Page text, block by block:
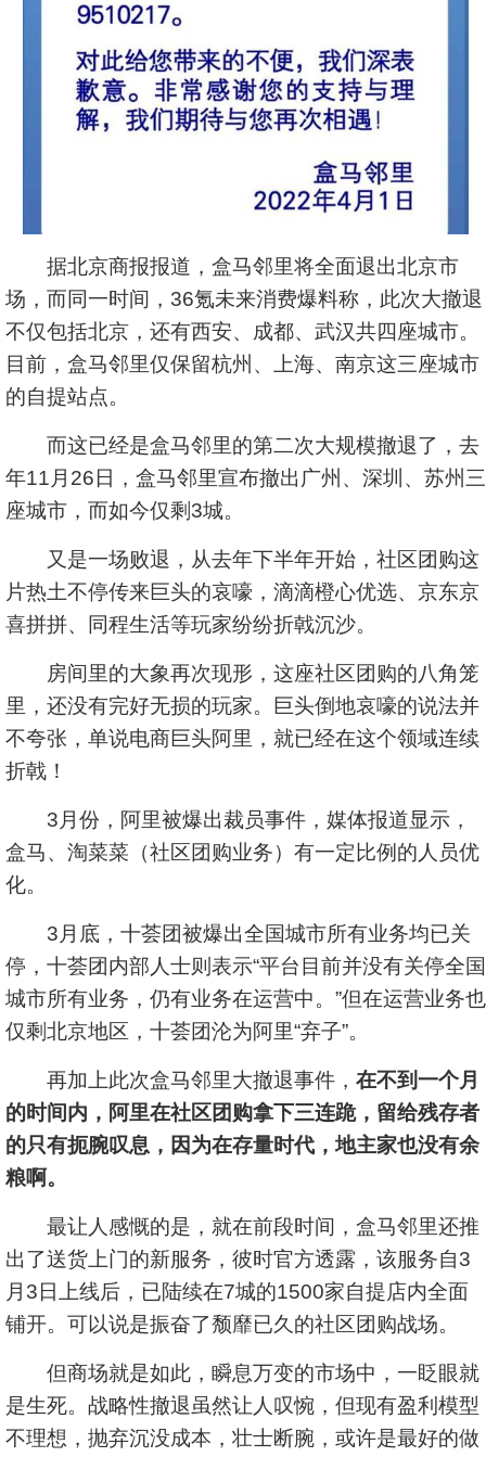
据北京商报报道，盒马邻里将全面退出北京市
场，而同一时间，36氪未来消费爆料称，此次大撤退
不仅包括北京，还有西安、成都、武汉共四座城市。
目前，盒马邻里仅保留杭州、上海、南京这三座城市
的自提站点。
而这已经是盒马邻里的第二次大规模撤退了，去
年11月26日，盒马邻里宣布撤出广州、深圳、苏州三
座城市，而如今仅剩3城。
又是一场败退，从去年下半年开始，社区团购这
片热土不停传来巨头的哀嚎，滴滴橙心优选、京东京
喜拼拼、同程生活等玩家纷纷折戟沉沙。
房间里的大象再次现形，这座社区团购的八角笼
里，还没有完好无损的玩家。巨头倒地哀嚎的说法并
不夸张，单说电商巨头阿里，就已经在这个领域连续
折戟！
3月份，阿里被爆出裁员事件，媒体报道显示，
盒马、淘菜菜（社区团购业务）有一定比例的人员优
化。
3月底，十荟团被爆出全国城市所有业务均已关
停，十荟团内部人士则表示“平台目前并没有关停全国
城市所有业务，仍有业务在运营中。”但在运营业务也
仅剩北京地区，十荟团沦为阿里“弃子”。
再加上此次盒马邻里大撤退事件， 在不到一个月
的时间内，阿里在社区团购拿下三连跪，留给残存者
的只有扼腕叹息，因为在存量时代，地主家也没有余
粮啊。
最让人感慨的是，就在前段时间，盒马邻里还推
出了送货上门的新服务，彼时官方透露，该服务自3
月3日上线后，已陆续在7城的1500家自提店内全面
铺开。可以说是振奋了颓靡已久的社区团购战场。
但商场就是如此，瞬息万变的市场中，一眨眼就
是生死。战略性撤退虽然让人叹惋，但现有盈利模型
不理想，抛弃沉没成本，壮士断腕，或许是最好的做